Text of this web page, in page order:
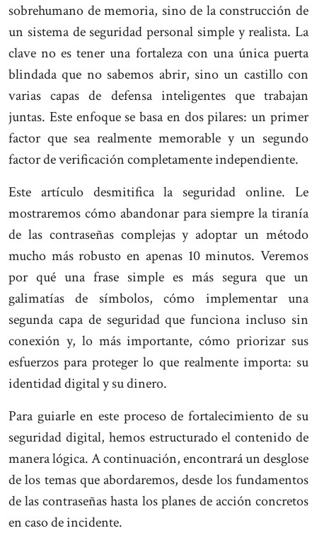
sobrehumano de memoria, sino de la construcción de
un sistema de seguridad personal simple y realista. La
clave no es tener una fortaleza con una única puerta
blindada que no sabemos abrir, sino un castillo con
varias capas de defensa inteligentes que trabajan
juntas. Este enfoque se basa en dos pilares: un primer
factor que sea realmente memorable y un segundo
factor de verificación completamente independiente.
Este artículo desmitifica la seguridad online. Le
mostraremos cómo abandonar para siempre la tiranía
de las contraseñas complejas y adoptar un método
mucho más robusto en apenas 10 minutos. Veremos
por qué una frase simple es más segura que un
galimatías de símbolos, cómo implementar una
segunda capa de seguridad que funciona incluso sin
conexión y, lo más importante, cómo priorizar sus
esfuerzos para proteger lo que realmente importa: su
identidad digital y su dinero.
Para guiarle en este proceso de fortalecimiento de su
seguridad digital, hemos estructurado el contenido de
manera lógica. A continuación, encontrará un desglose
de los temas que abordaremos, desde los fundamentos
de las contraseñas hasta los planes de acción concretos
en caso de incidente.